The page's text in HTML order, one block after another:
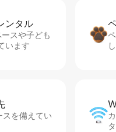
ン⁠タ⁠ル
スや子ども
います
を備えてい